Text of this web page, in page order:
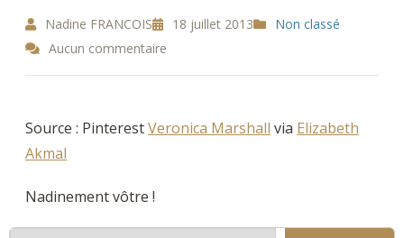
Nadine FRANCOIS 18 juillet 2013
Non classé
Aucun commentaire
Source : PinterestVeronica Marshall via Elizabeth
Akmal
Nadinement vôtre !